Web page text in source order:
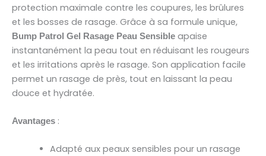
protection maximale contre les coupures, les brûlures
et les bosses de rasage. Grâce à sa formule unique,
Bump Patrol Gel Rasage Peau Sensible apaise
instantanément la peau tout en réduisant les rougeurs
et les irritations après le rasage. Son application facile
permet un rasage de près, tout en laissant la peau
douce et hydratée.
Avantages :
Adapté aux peaux sensibles pour un rasage